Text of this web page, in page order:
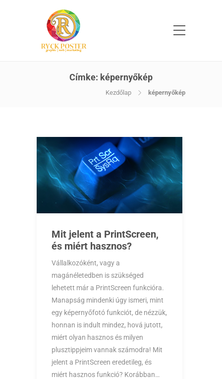
Címke: képernyőkép
Kezdőlap képernyőkép
Mit jelent a PrintScreen,
és miért hasznos?
Vállalkozóként, vagy a
magánéletedben is szükséged
lehetett már a PrintScreen funkcióra.
Manapság mindenki úgy ismeri, mint
egy képernyőfotó funkciót, de nézzük,
honnan is indult mindez, hová jutott,
miért olyan hasznos és milyen
plusztippjeim vannak számodra! Mit
jelent a PrintScreen eredetileg, és
miért hasznos funkció? Korábban…